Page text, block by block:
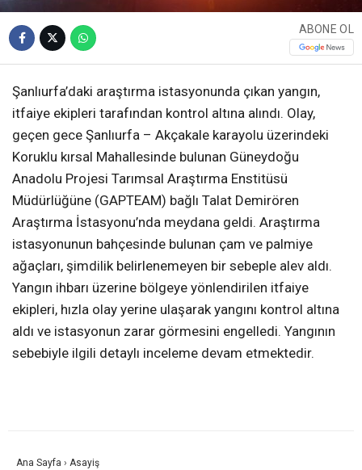
ABONE OL
Şanlıurfa’daki araştırma istasyonunda çıkan yangın,
itfaiye ekipleri tarafından kontrol altına alındı. Olay,
geçen gece Şanlıurfa – Akçakale karayolu üzerindeki
Koruklu kırsal Mahallesinde bulunan Güneydoğu
Anadolu Projesi Tarımsal Araştırma Enstitüsü
Müdürlüğüne (GAPTEAM) bağlı Talat Demirören
Araştırma İstasyonu’nda meydana geldi. Araştırma
istasyonunun bahçesinde bulunan çam ve palmiye
ağaçları, şimdilik belirlenemeyen bir sebeple alev aldı.
Yangın ihbarı üzerine bölgeye yönlendirilen itfaiye
ekipleri, hızla olay yerine ulaşarak yangını kontrol altına
aldı ve istasyonun zarar görmesini engelledi. Yangının
sebebiyle ilgili detaylı inceleme devam etmektedir.
Ana Sayfa › Asayiş